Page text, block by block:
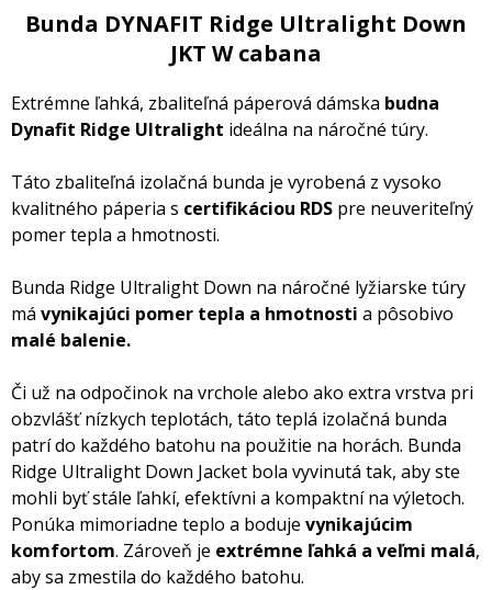
Bunda DYNAFIT Ridge Ultralight Down
JKT W cabana
Extrémne ľahká, zbaliteľná páperová dámska budna
Dynafit Ridge Ultralight ideálna na náročné túry.
Táto zbaliteľná izolačná bunda je vyrobená z vysoko
kvalitného páperia s certifikáciou RDS pre neuveriteľný
pomer tepla a hmotnosti.
Bunda Ridge Ultralight Down na náročné lyžiarske túry
má vynikajúci pomer tepla a hmotnosti a pôsobivo
malé balenie.
Či už na odpočinok na vrchole alebo ako extra vrstva pri
obzvlášť nízkych teplotách, táto teplá izolačná bunda
patrí do každého batohu na použitie na horách. Bunda
Ridge Ultralight Down Jacket bola vyvinutá tak, aby ste
mohli byť stále ľahkí, efektívni a kompaktní na výletoch.
Ponúka mimoriadne teplo a boduje vynikajúcim
komfortom. Zároveň je extrémne ľahká a veľmi malá,
aby sa zmestila do každého batohu.